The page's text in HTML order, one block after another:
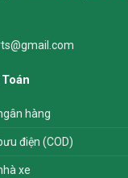
hàng
điện (COD)
xe